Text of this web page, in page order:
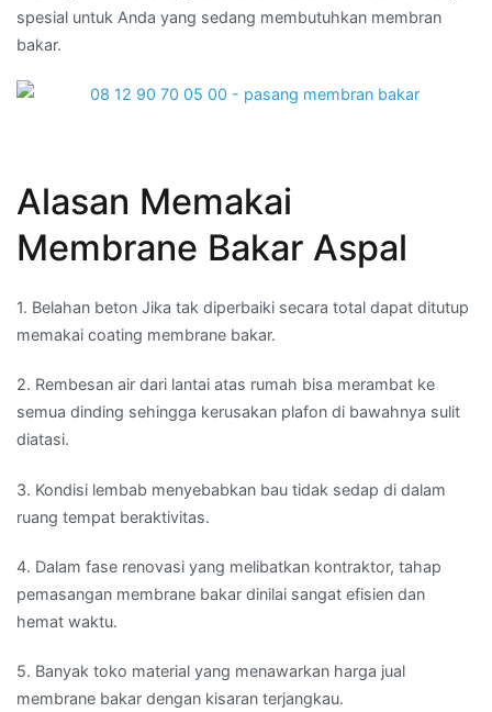
spesial untuk Anda yang sedang membutuhkan membran
bakar.
Alasan Memakai
Membrane Bakar Aspal
1. Belahan beton Jika tak diperbaiki secara total dapat ditutup
memakai coating membrane bakar.
2. Rembesan air dari lantai atas rumah bisa merambat ke
semua dinding sehingga kerusakan plafon di bawahnya sulit
diatasi.
3. Kondisi lembab menyebabkan bau tidak sedap di dalam
ruang tempat beraktivitas.
4. Dalam fase renovasi yang melibatkan kontraktor, tahap
pemasangan membrane bakar dinilai sangat efisien dan
hemat waktu.
5. Banyak toko material yang menawarkan harga jual
membrane bakar dengan kisaran terjangkau.